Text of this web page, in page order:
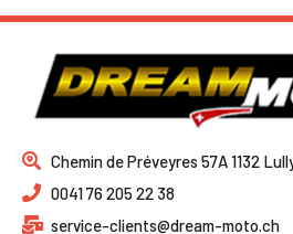
Chemin de Préveyres 57A 1132
0041 76 205 22 38
service-clients@dream-moto.ch